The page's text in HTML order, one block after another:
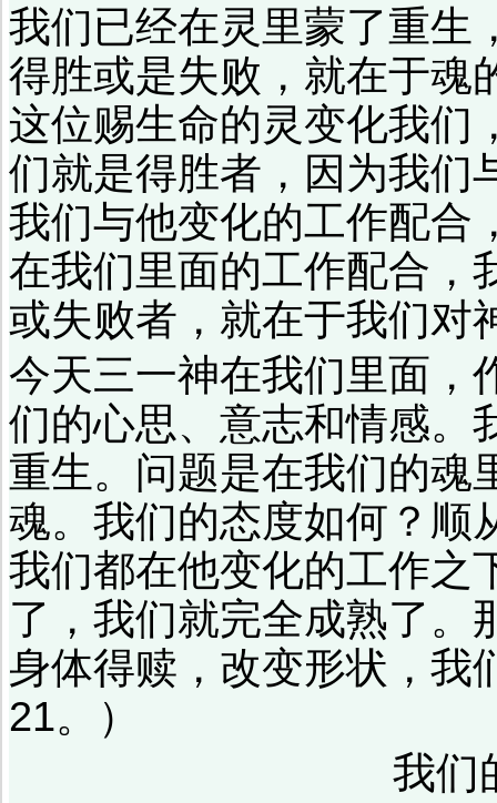
我们已经在灵里蒙了重生
得胜或是失败，就在于魂
这位赐生命的灵变化我们
们就是得胜者，因为我们
我们与他变化的工作配合
在我们里面的工作配合，
或失败者，就在于我们对
今天三一神在我们里面，
们的心思、意志和情感。
重生。问题是在我们的魂
魂。我们的态度如何？顺
我们都在他变化的工作之
了，我们就完全成熟了。
身体得赎，改变形状，我
21。）
我们